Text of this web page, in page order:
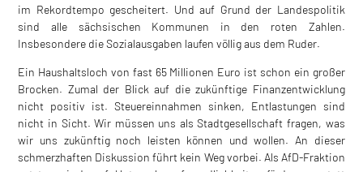
im Rekordtempo gescheitert. Und auf Grund der Landespolitik
sind alle sächsischen Kommunen in den roten Zahlen.
Insbesondere die Sozialausgaben laufen völlig aus dem Ruder.
Ein Haushaltsloch von fast 65 Millionen Euro ist schon ein großer
Brocken. Zumal der Blick auf die zukünftige Finanzentwicklung
nicht positiv ist. Steuereinnahmen sinken, Entlastungen sind
nicht in Sicht. Wir müssen uns als Stadtgesellschaft fragen, was
wir uns zukünftig noch leisten können und wollen. An dieser
schmerzhaften Diskussion führt kein Weg vorbei. Als AfD-Fraktion